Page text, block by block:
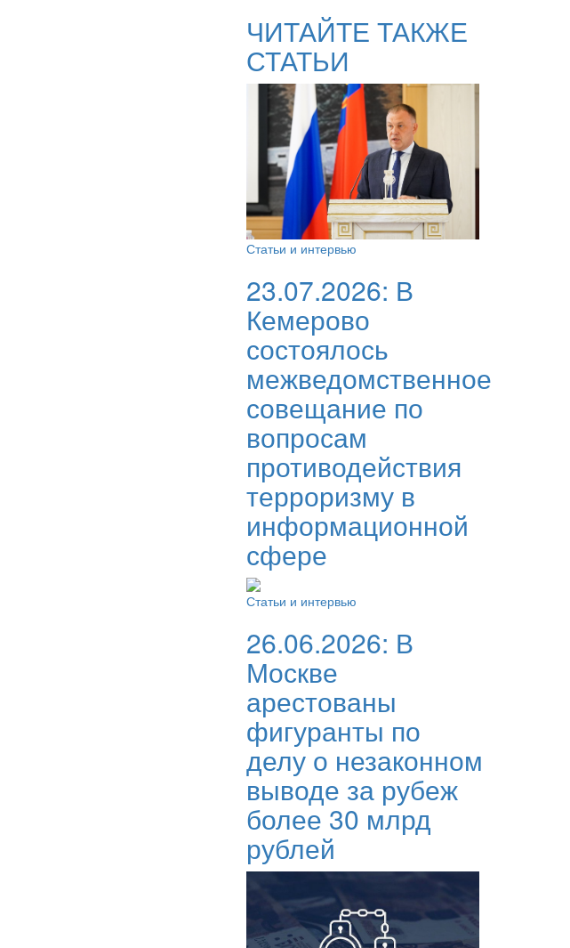
ЧИТАЙТЕ ТАКЖЕ
СТАТЬИ
Статьи и интервью
23.07.2026: В
Кемерово
состоялось
межведомственное
совещание по
вопросам
противодействия
терроризму в
информационной
сфере
Статьи и интервью
26.06.2026: В
Москве
арестованы
фигуранты по
делу о незаконном
выводе за рубеж
более 30 млрд
рублей